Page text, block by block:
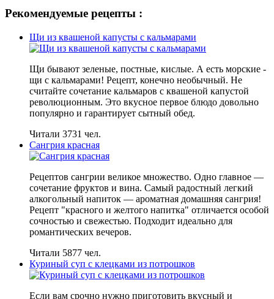
Рекомендуемые рецепты :
Щи из квашеной капусты с кальмарами
Щи бывают зеленые, постные, кислые. А есть морские -
щи с кальмарами! Рецепт, конечно необычный. Не
считайте сочетание кальмаров с квашеной капустой
революционным. Это вкусное первое блюдо довольно
популярно и гарантирует сытный обед.
Читали 3731 чел.
Сангрия красная
Рецептов сангрии великое множество. Одно главное —
сочетание фруктов и вина. Самый радостный легкий
алкогольный напиток — ароматная домашняя сангрия!
Рецепт "красного и желтого напитка" отличается особой
сочностью и свежестью. Подходит идеально для
романтических вечеров.
Читали 5877 чел.
Куриный суп с клецками из потрошков
Если вам срочно нужно приготовить вкусный и